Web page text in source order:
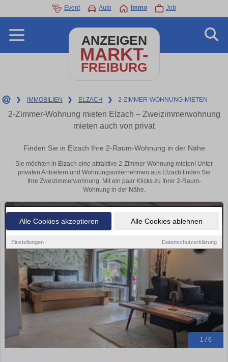
Alle Cookies akzeptieren Alle Cookies ablehnen
Einstellungen Datenschutzerklärung
Event Auto Immo Job
ANZEIGEN
MARKT-
FREIBURG
❯ IMMOBILIEN ❯ ELZACH ❯ 2-ZIMMER-WOHNUNG-MIETEN
2-Zimmer-Wohnung mieten Elzach – Zweizimmerwohnung
mieten auch von privat
Finden Sie in Elzach Ihre 2-Raum-Wohnung in der Nähe
Sie möchten in Elzach eine attraktive 2-Zimmer-Wohnung mieten! Unter
privaten Anbietern und Wohnungsunternehmen aus Elzach finden Sie
Ihre Zweizimmerwohnung. Mit ein paar Klicks zu Ihrer 2-Raum-
Wohnung in der Nähe.
1 / 6